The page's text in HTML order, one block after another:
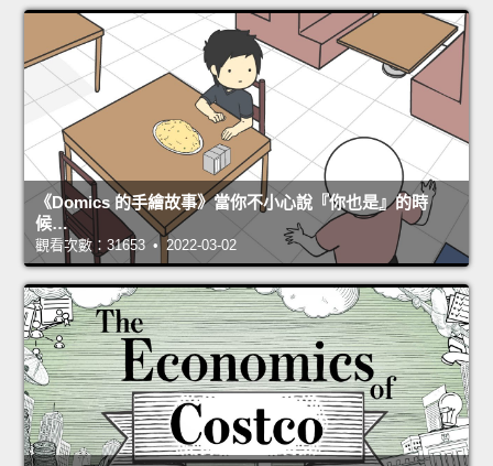
《Domics 的手繪故事》當你不小心說『你也是』的時
候…
觀看次數：31653 • 2022-03-02